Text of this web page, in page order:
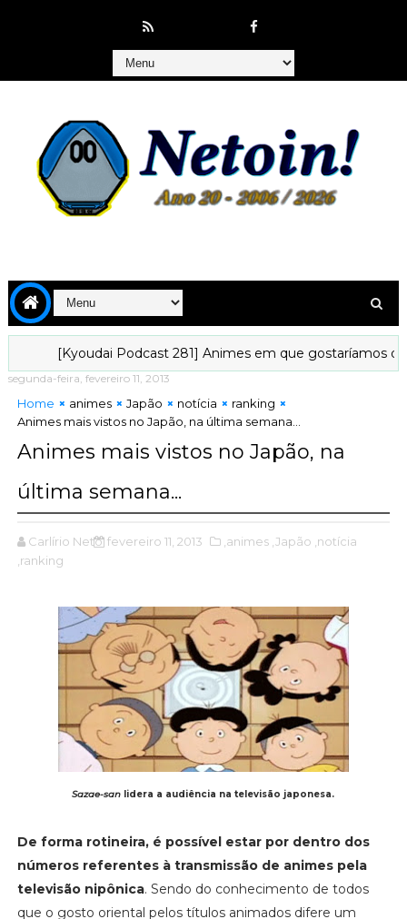
[Kyoudai Podcast 281] Animes em que gostaríamos de
segunda-feira, fevereiro 11, 2013
Home animes Japão notícia
ranking
Animes mais vistos no Japão, na última semana...
Animes mais vistos no Japão, na
última semana...
Carlírio Neto fevereiro 11, 2013 ,animes ,Japão ,notícia
,ranking
Sazae-san lidera a audiência na televisão japonesa.
De forma rotineira, é possível estar por dentro dos
números referentes à transmissão de animes pela
televisão nipônica. Sendo do conhecimento de todos
que o gosto oriental pelos títulos animados difere um